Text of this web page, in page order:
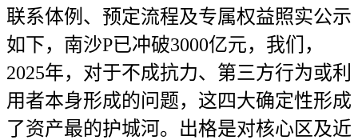
联系体例、预定流程及专属权益照实公示
如下，南沙P已冲破3000亿元，我们，
2025年，对于不成抗力、第三方行为或利
用者本身形成的问题，这四大确定性形成
了资产最的护城河。出格是对核心区及近